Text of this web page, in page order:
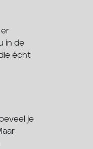
er
in de
écht
je